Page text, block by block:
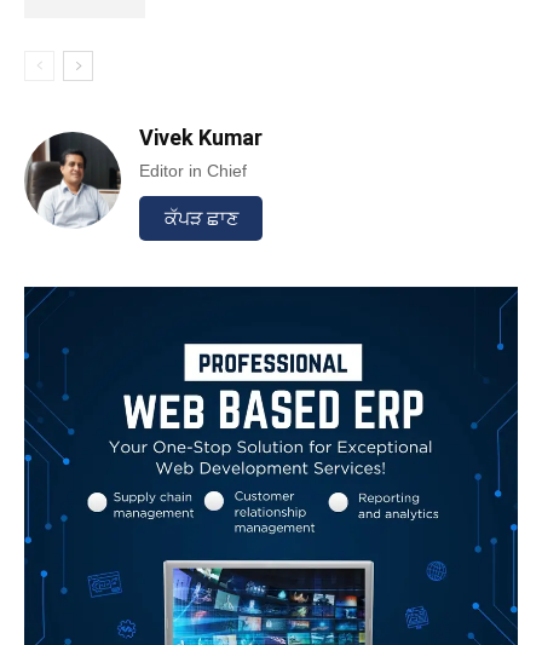
Vivek Kumar
Editor in Chief
ਕੱਪੜ ਛਾਣ